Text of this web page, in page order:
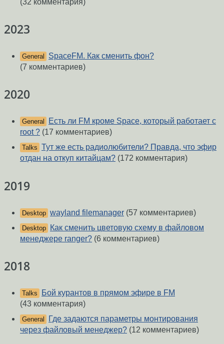
2023
General
SpaceFM. Как сменить фон?
(7 комментариев)
2020
General
Есть ли FM кроме Space, который работает с
root ? (17 комментариев)
Talks Тут же есть радиолюбители? Правда, что эфир
отдан на откуп китайцам? (172 комментария)
2019
Desktop wayland filemanager (57 комментариев)
Desktop
Как сменить цветовую схему в файловом
менеджере ranger? (6 комментариев)
2018
Talks
Бой курантов в прямом эфире в FM
(43 комментария)
General
Где задаются параметры монтирования
через файловый менеджер? (12 комментариев)